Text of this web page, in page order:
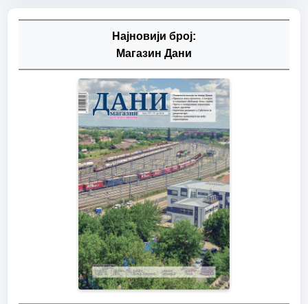
Најновији број:
Магазин Дани